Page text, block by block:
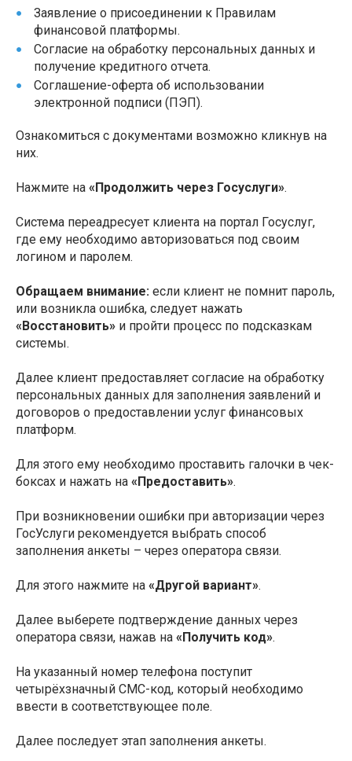
Заявление о присоединении к Правилам
финансовой платформы.
Согласие на обработку персональных данных и
получение кредитного отчета.
Соглашение-оферта об использовании
электронной подписи (ПЭП).
Ознакомиться с документами возможно кликнув на
них.
Нажмите на «Продолжить через Госуслуги».
Система переадресует клиента на портал Госуслуг,
где ему необходимо авторизоваться под своим
логином и паролем.
Обращаем внимание: если клиент не помнит пароль,
или возникла ошибка, следует нажать
«Восстановить» и пройти процесс по подсказкам
системы.
Далее клиент предоставляет согласие на обработку
персональных данных для заполнения заявлений и
договоров о предоставлении услуг финансовых
платформ.
Для этого ему необходимо проставить галочки в чек-
боксах и нажать на «Предоставить».
При возникновении ошибки при авторизации через
ГосУслуги рекомендуется выбрать способ
заполнения анкеты – через оператора связи.
Для этого нажмите на «Другой вариант».
Далее выберете подтверждение данных через
оператора связи, нажав на «Получить код».
На указанный номер телефона поступит
четырёхзначный СМС-код, который необходимо
ввести в соответствующее поле.
Далее последует этап заполнения анкеты.